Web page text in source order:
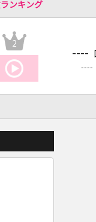
ンキング
2
----
----